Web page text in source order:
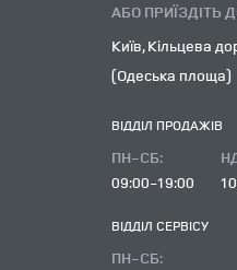
АБО ПРИЇЗДІТЬ
Київ, Кільцева
(Одеська площа)
ВІДДІЛ ПРОДАЖІВ
ПН-СБ:
09:00-19:00
ВІДДІЛ CЕРВІСУ
ПН-СБ: